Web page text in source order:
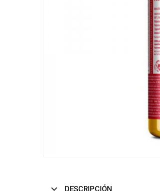
DESCRIPCIÓN